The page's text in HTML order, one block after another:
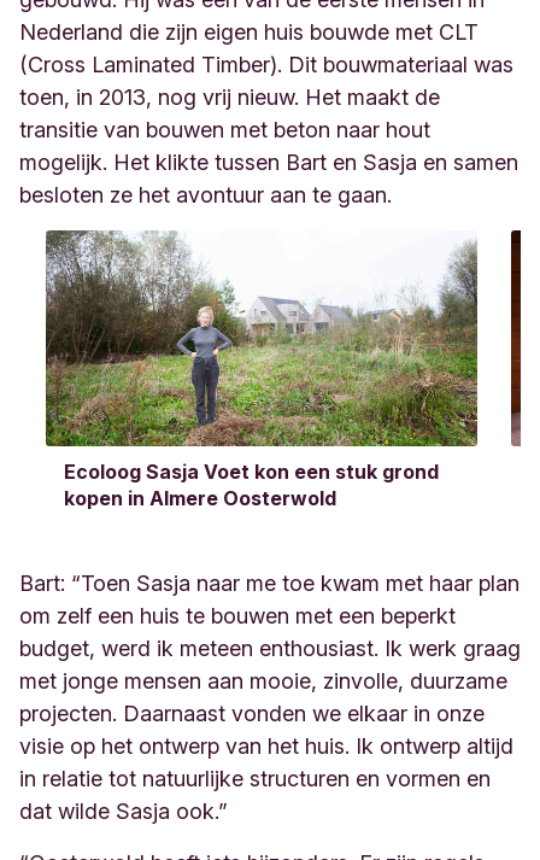
Nederland die zijn eigen huis bouwde met CLT
(Cross Laminated Timber). Dit bouwmateriaal was
toen, in 2013, nog vrij nieuw. Het maakt de
transitie van bouwen met beton naar hout
mogelijk. Het klikte tussen Bart en Sasja en samen
besloten ze het avontuur aan te gaan.
Ecoloog Sasja Voet kon een stuk grond
kopen in Almere Oosterwold
Bart: “Toen Sasja naar me toe kwam met haar plan
om zelf een huis te bouwen met een beperkt
budget, werd ik meteen enthousiast. Ik werk graag
met jonge mensen aan mooie, zinvolle, duurzame
projecten. Daarnaast vonden we elkaar in onze
visie op het ontwerp van het huis. Ik ontwerp altijd
in relatie tot natuurlijke structuren en vormen en
dat wilde Sasja ook.”